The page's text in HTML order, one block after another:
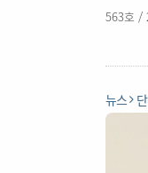
563호 /
뉴스 단